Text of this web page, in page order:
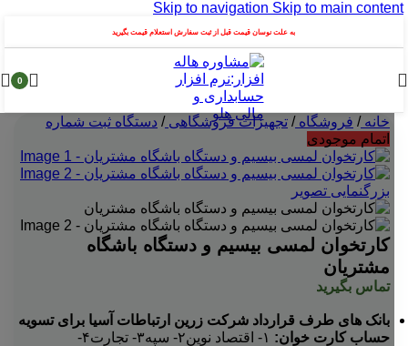
Skip to navigation Skip to main content
به علت نوسان قیمت قبل از ثبت سفارش استعلام قیمت بگیرید
0
خانه/ فروشگاه/ تجهیزات فروشگاهی/ دستگاه ثبت شماره
اتمام موجودی
بزرگنمایی تصویر
کارتخوان لمسی بیسیم و دستگاه باشگاه
مشتریان
تماس بگیرید
بانک های طرف قرارداد شرکت زرین ارتباطات آسیا برای تسویه
حساب کارت خوان: ۱- اقتصاد نوین ۲- سپه ۳- تجارت
۴-